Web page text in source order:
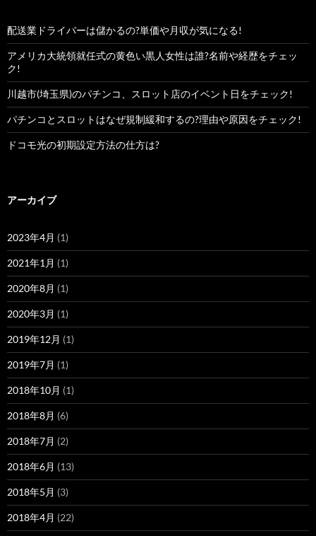
配送業ドライバーは儲かるの?単価や月収が気になる!
アメリカ大統領就任式の黄色い黒人女性は誰?名前や経歴をチェッ
ク!
川越市(埼玉県)のパチンコ、スロット店のイベント日をチェック!
パチンコとスロットはなぜ規制緩和するの?理由や原因をチェック!
ドコモ光の初期設定方法の仕方は?
アーカイブ
2023年4月 (1)
2021年1月 (1)
2020年8月 (1)
2020年3月 (1)
2019年12月 (1)
2019年7月 (1)
2018年10月 (1)
2018年8月 (6)
2018年7月 (2)
2018年6月 (13)
2018年5月 (3)
2018年4月 (22)